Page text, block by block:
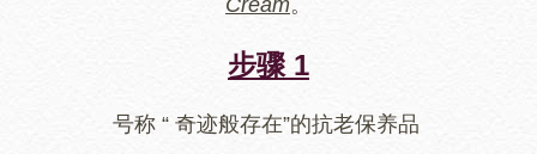
Cream。
步骤 1
号称 “ 奇迹般存在”的抗老保养品